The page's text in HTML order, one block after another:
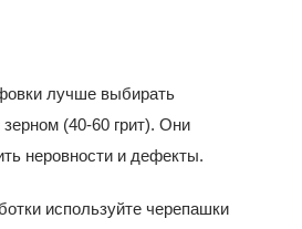
лучше выбирать
(40-60 грит). Они
неровности и дефекты.
используйте черепашки